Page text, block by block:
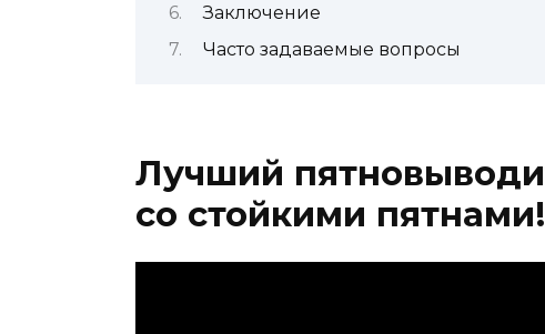
Заключение
Часто задаваемые вопросы
Лучший
со стойкими пятнами!